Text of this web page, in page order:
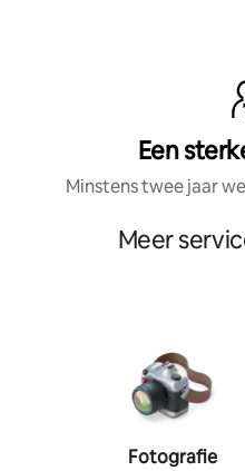
Een
Minstens twee jaar
Meer
Fotografie